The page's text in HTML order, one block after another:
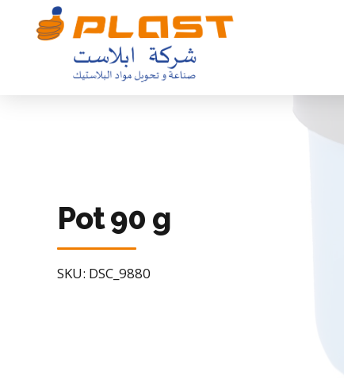
Pot 90 g
SKU: DSC_9880